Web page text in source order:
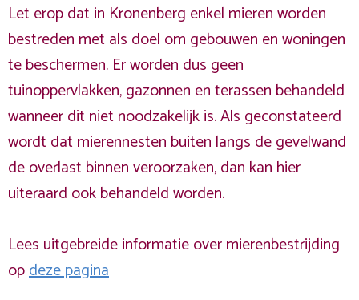
Let erop dat in Kronenberg enkel mieren worden
bestreden met als doel om gebouwen en woningen
te beschermen. Er worden dus geen
tuinoppervlakken, gazonnen en terassen behandeld
wanneer dit niet noodzakelijk is. Als geconstateerd
wordt dat mierennesten buiten langs de gevelwand
de overlast binnen veroorzaken, dan kan hier
uiteraard ook behandeld worden.
Lees uitgebreide informatie over mierenbestrijding
opdeze pagina